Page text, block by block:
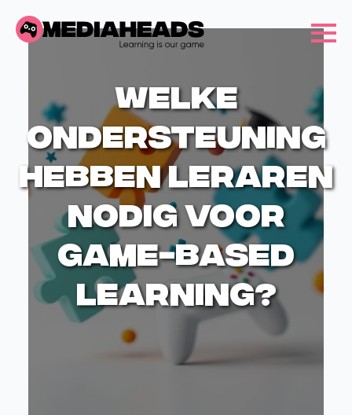
Welke
ondersteuning
hebben leraren
nodig voor
game-based
learning?